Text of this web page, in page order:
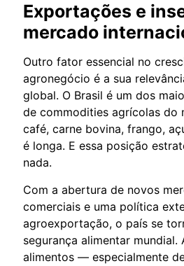
Exportações e
mercado
Outro fator essencial no
agronegócio é a sua
global. O Brasil é um dos
de commodities agrícolas do
café, carne bovina, frango,
é longa. E essa posição
nada.
Com a abertura de novos
comerciais e uma política
agroexportação, o país se
segurança alimentar mundial.
alimentos — especialmente